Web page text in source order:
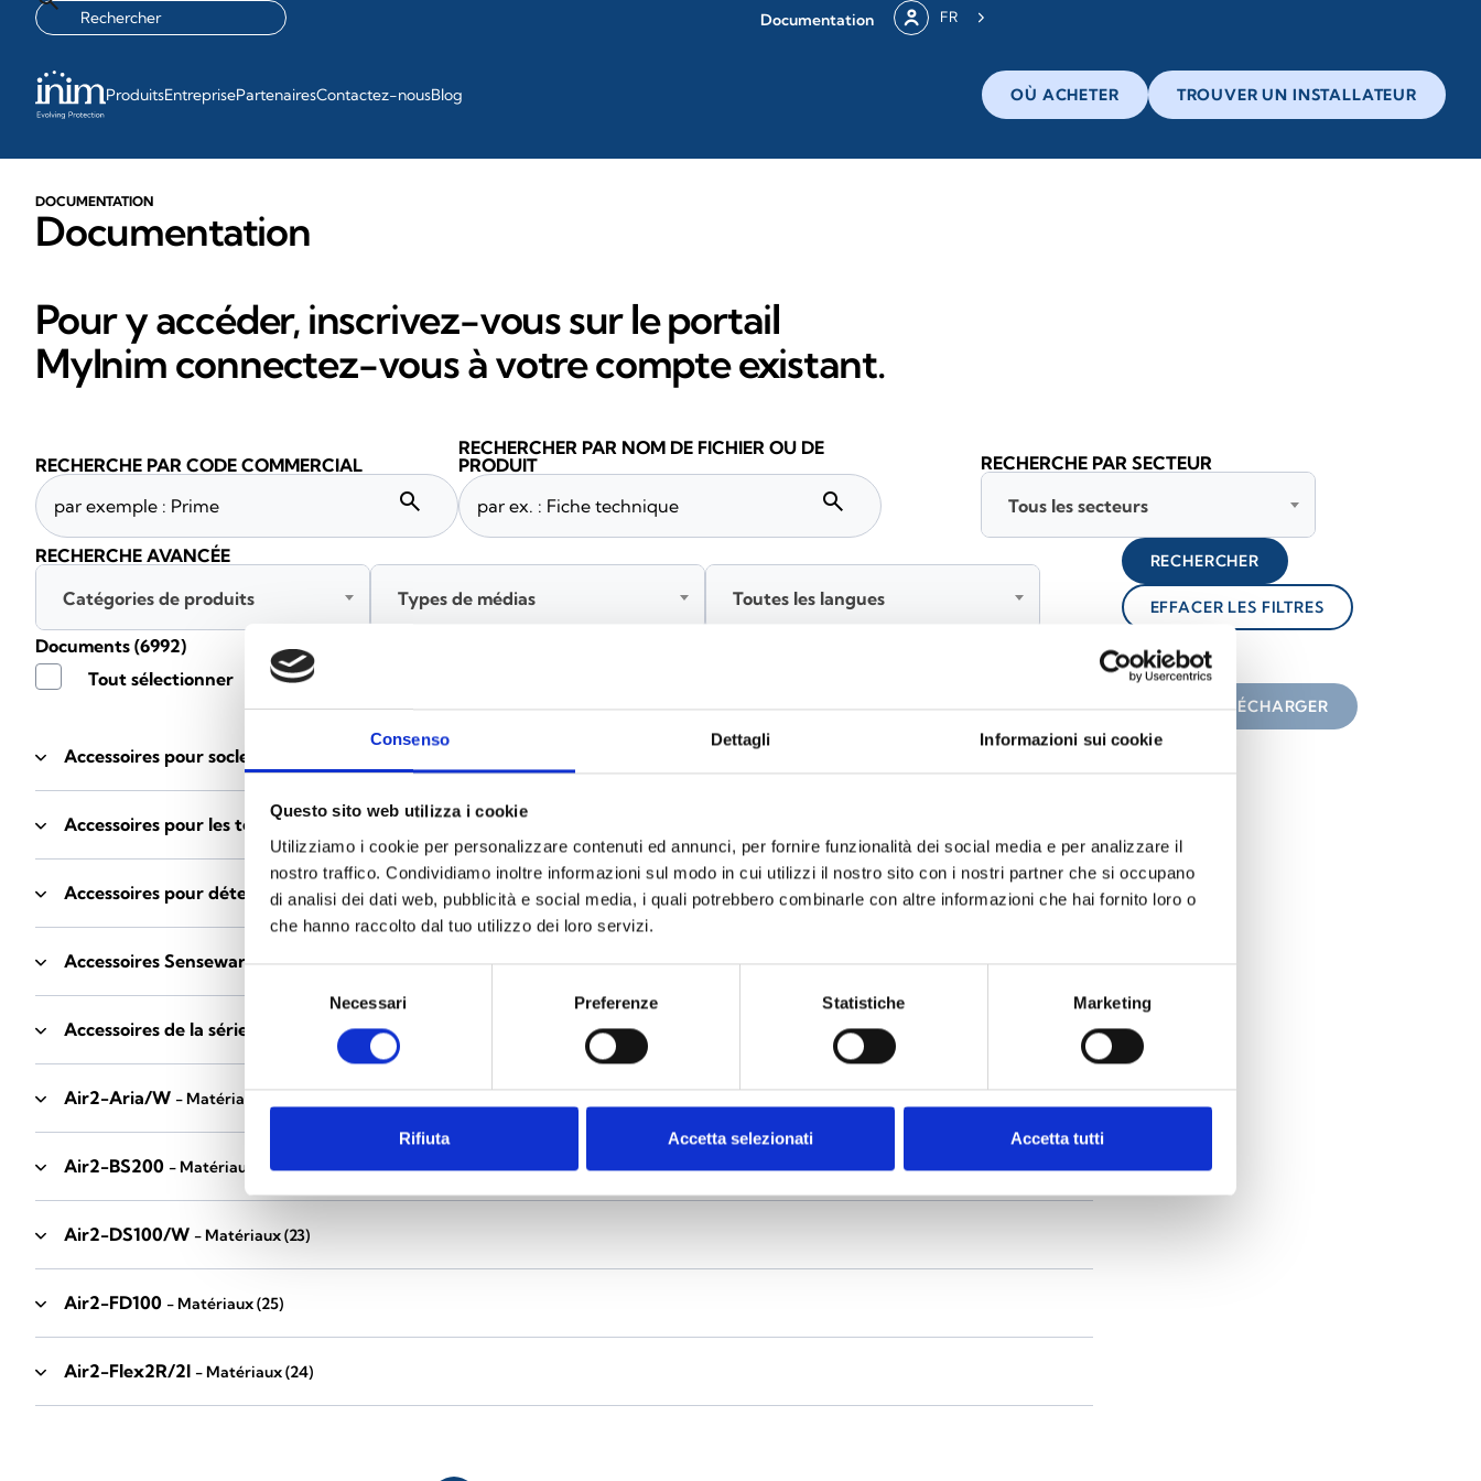
Consenso Dettagli Informazioni sui cookie
Questo sito web utilizza i cookie
Utilizziamo i cookie per personalizzare contenuti ed annunci, per fornire funzionalità dei social media e per analizzare il
nostro traffico. Condividiamo inoltre informazioni sul modo in cui utilizzi il nostro sito con i nostri partner che si occupano
di analisi dei dati web, pubblicità e social media, i quali potrebbero combinarle con altre informazioni che hai fornito loro o
che hanno raccolto dal tuo utilizzo dei loro servizi.
consenso
Necessari Preferenze Statistiche Marketing
Rifiuta Accetta selezionati Accetta tutti
Documentation FR
ProduitsEntreprisePartenairesContactez-nousBlog OÙ ACHETER TROUVER UN INSTALLATEUR
DOCUMENTATION
Documentation
Pour y accéder, inscrivez-vous sur le portail
MyInim connectez-vous à votre compte existant.
Accessoires pour socles EB00
Accessoires pour les tests des détecteurs
Accessoires pour détecteurs Enea - Matériaux (35)
Accessoires Senseware - Matériaux(2)
Accessoires de la série Industrial - Matériaux
Air2-Aria/W - Matériaux
Air2-BS200 - Matériaux (34)
Air2-DS100/W - Matériaux(23)
Air2-FD100 - Matériaux(25)
Air2-Flex2R/2I - Matériaux(24)
Documents (6992)
Tout sélectionner
TÉLÉCHARGER
RECHERCHE PAR CODE COMMERCIAL
search
RECHERCHER PAR NOM DE FICHIER OU DE
PRODUIT
search
RECHERCHE PAR SECTEUR
Tous les secteurs
RECHERCHE AVANCÉE
Catégories de produits
Types de médias Toutes les langues
RECHERCHER
EFFACER LES FILTRES